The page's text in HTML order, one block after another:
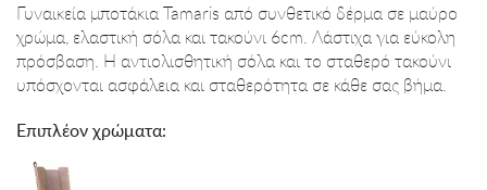
Γυναικεία μποτάκια Tamaris από συνθετικό δέρμα σε μαύρο
χρώμα, ελαστική σόλα και τακούνι 6cm. Λάστιχα για εύκολη
πρόσβαση. Η αντιολισθητική σόλα και το σταθερό τακούνι
υπόσχονται ασφάλεια και σταθερότητα σε κάθε σας βήμα.
Επιπλέον χρώματα: